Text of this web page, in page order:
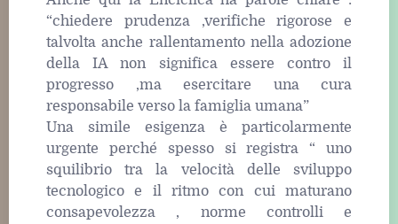
“chiedere prudenza ,verifiche rigorose e
talvolta anche rallentamento nella adozione
della IA non significa essere contro il
progresso ,ma esercitare una cura
responsabile verso la famiglia umana”
Una simile esigenza è particolarmente
urgente perché spesso si registra “ uno
squilibrio tra la velocità delle sviluppo
tecnologico e il ritmo con cui maturano
consapevolezza , norme controlli e